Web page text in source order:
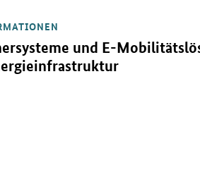
und E-
eine stabile Energieinfrastruktur" in